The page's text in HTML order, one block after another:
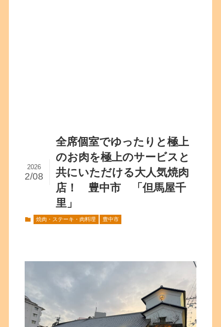
全席個室でゆったりと極上
のお肉を極上のサービスと
共にいただける大人気焼肉
店！ 豊中市 「但馬屋千
里」
2026
2/08
焼肉・ステーキ・肉料理 豊中市